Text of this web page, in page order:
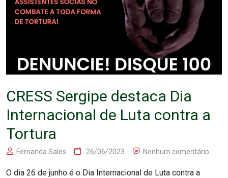
CRESS Sergipe destaca Dia
Internacional de Luta contra a
Tortura
Fernanda Sales 26/06/2023 Nenhum comentário
O dia 26 de junho é o Dia Internacional de Luta contra a